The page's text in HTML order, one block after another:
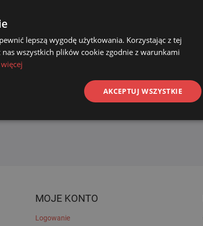
MOJE KONTO
Logowanie
lepszą wygodę użytkowania. Korzystając z tej
wszystkich plików cookie zgodnie z warunkami
AKCEPTUJ WSZYSTKIE